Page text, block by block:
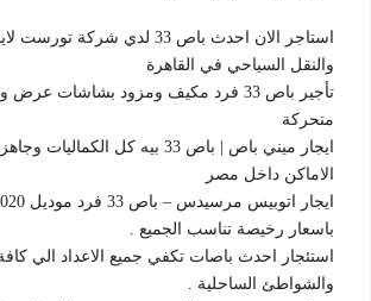
استاجر الان احدث باص 33 لدي شركة
والنقل السياحي في القاهرة
تأجير باص 33 فرد مكيف ومزود بشاشات
متحركة
ايجار ميني باص | باص 33 بيه كل
الاماكن داخل مصر
باسعار رخيصة تناسب الجميع .
استئجار احدث باصات تكفي جميع الاعداد الي
والشواطئ الساحلية .